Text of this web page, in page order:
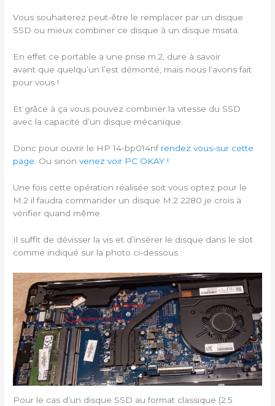
Vous souhaiterez peut-être le remplacer par un disque
SSD ou mieux combiner ce disque à un disque msata.
En effet ce portable a une prise m.2, dure à savoir
avant que quelqu’un l’est démonté, mais nous l’avons fait
pour vous !
Et grâce à ça vous pouvez combiner la vitesse du SSD
avec la capacité d’un disque mécanique.
Donc pour ouvrir le HP 14-bp014nf rendez vous-sur cette
page. Ou sinonvenez voir PC OKAY !
Une fois cette opération réalisée soit vous optez pour le
M.2 il faudra commander un disque M.2 2280 je crois à
vérifier quand même.
Il suffit de dévisser la vis et d’insérer le disque dans le slot
comme indiqué sur la photo ci-dessous :
Pour le cas d’un disque SSD au format classique (2.5